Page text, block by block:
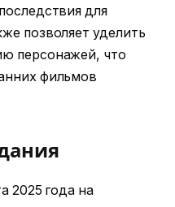
для
позволяет уделить
персонажей, что
фильмов
2025 года на